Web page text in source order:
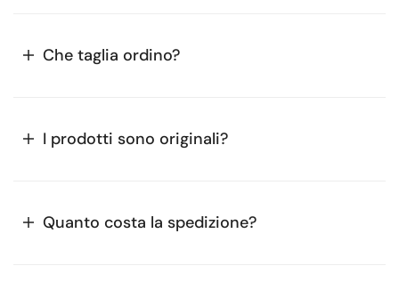
Che taglia ordino?
I prodotti sono originali?
Quanto costa la spedizione?